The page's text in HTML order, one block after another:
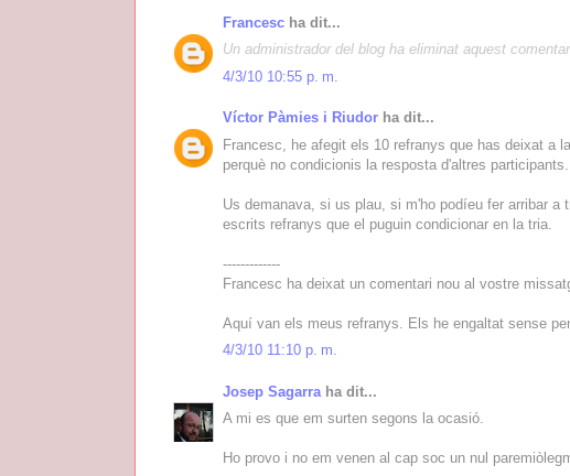
Francesc ha dit...
Un administrador del blog ha eliminat aquest
4/3/10 10:55 p. m.
Víctor Pàmies i Riudor ha dit...
Francesc, he afegit els 10 refranys que has deixat a
perquè no condicionis la resposta d'altres participants.
Us demanava, si us plau, si m'ho podíeu fer arribar a
escrits refranys que el puguin condicionar en la tria.
-------------
Francesc ha deixat un comentari nou al vostre
Aquí van els meus refranys. Els he engaltat sense
4/3/10 11:10 p. m.
Josep Sagarra ha dit...
A mi es que em surten segons la ocasió.
Ho provo i no em venen al cap soc un nul